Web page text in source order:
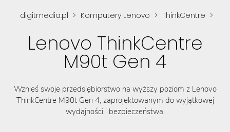
digitmedia.pl > Komputery Lenovo > ThinkCentre >
Lenovo ThinkCentre
M90t Gen 4
Wznieś swoje przedsiębiorstwo na wyższy poziom z Lenovo
ThinkCentre M90t Gen 4, zaprojektowanym do wyjątkowej
wydajności i bezpieczeństwa.